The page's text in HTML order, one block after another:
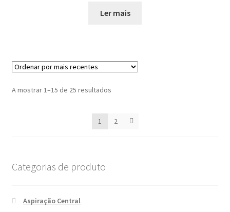
Ler mais
A mostrar 1–15 de 25 resultadosOrdenado
recentes
1 2
Categorias de produto
Aspiração Central